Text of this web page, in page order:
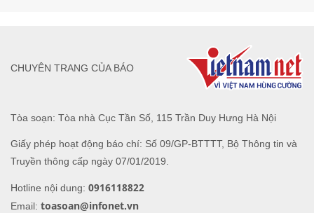
Tòa soạn: Tòa nhà Cục Tần Số, 115 Trần Duy Hưng Hà Nội
Giấy phép hoạt động báo chí: Số 09/GP-BTTTT, Bộ Thông tin và
Truyền thông cấp ngày 07/01/2019.
Hotline nội dung: 0916118822
Email: toasoan@infonet.vn
CHUYÊN TRANG CỦA BÁO